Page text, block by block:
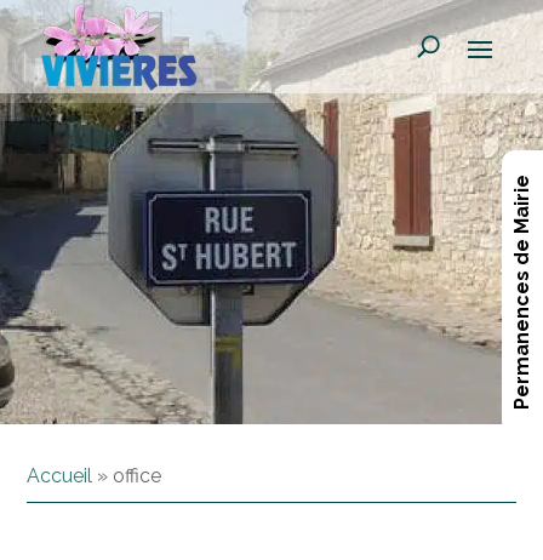
Permanences de Mairie
Accueil » office